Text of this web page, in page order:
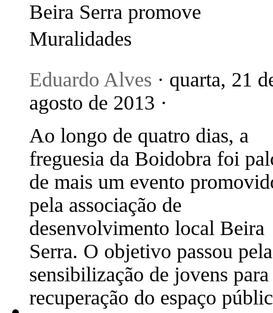
Beira Serra promove
Muralidades
Eduardo Alves · quarta, 21
agosto de 2013 ·
Ao longo de quatro dias, a
freguesia da Boidobra foi
de mais um evento
pela associação de
desenvolvimento local Beira
Serra. O objetivo passou pela
sensibilização de jovens para
recuperação do espaço